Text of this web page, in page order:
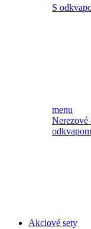
S
menu
Nerezové
odkvapom
Akciové sety